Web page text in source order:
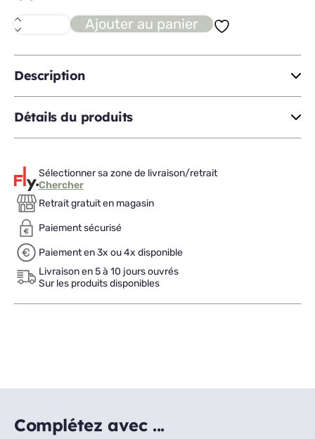
quantité
de
tabouret
de
bar
Ajouter au panier
Description
Détails du produits
Sélectionner sa zone de livraison/retrait
Chercher
Retrait gratuit en magasin
Paiement sécurisé
Paiement en 3x ou 4x disponible
Livraison en 5 à 10 jours ouvrés
Sur les produits disponibles
Complétez avec ...